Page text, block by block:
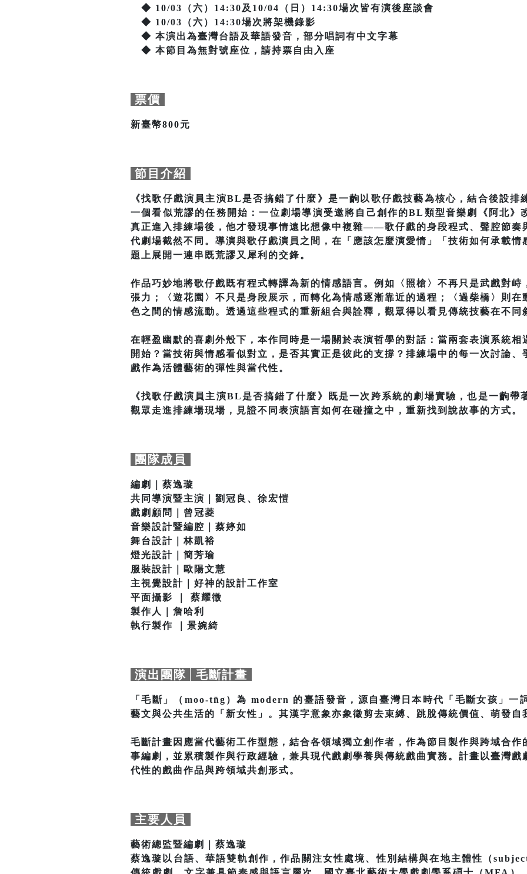
◆ 10/03（六）14:30及10/04（日）14:30場次皆有演後座談會
◆ 10/03（六）14:30場次將架機錄影
◆ 本演出為臺灣台語及華語發音，部分唱詞有中文字幕
◆ 本節目為無對號座位，請持票自由入座
票價
新臺幣800元
節目介紹
《找歌仔戲演員主演BL是否搞錯了什麼》是一齣以歌仔戲技藝為核心，結合後設排
一個看似荒謬的任務開始：一位劇場導演受邀將自己創作的BL類型音樂劇《阿北》
真正進入排練場後，他才發現事情遠比想像中複雜——歌仔戲的身段程式、聲腔節奏
代劇場截然不同。導演與歌仔戲演員之間，在「應該怎麼演愛情」「技術如何承載情
題上展開一連串既荒謬又犀利的交鋒。
作品巧妙地將歌仔戲既有程式轉譯為新的情感語言。例如〈照槍〉不再只是武戲對峙
張力；〈遊花園〉不只是身段展示，而轉化為情感逐漸靠近的過程；〈過柴橋〉則在
色之間的情感流動。透過這些程式的重新組合與詮釋，觀眾得以看見傳統技藝在不同
在輕盈幽默的喜劇外殼下，本作同時是一場關於表演哲學的對話：當兩套表演系統相
開始？當技術與情感看似對立，是否其實正是彼此的支撐？排練場中的每一次討論
戲作為活體藝術的彈性與當代性。
《找歌仔戲演員主演BL是否搞錯了什麼》既是一次跨系統的劇場實驗，也是一齣帶
觀眾走進排練場現場，見證不同表演語言如何在碰撞之中，重新找到說故事的方式。
團隊成員
編劇｜蔡逸璇
共同導演暨主演｜劉冠良、徐宏愷
戲劇顧問｜曾冠菱
音樂設計暨編腔｜蔡婷如
舞台設計｜林凱裕
燈光設計｜簡芳瑜
服裝設計｜歐陽文慧
主視覺設計｜好神的設計工作室
平面攝影 ｜ 蔡耀徵
製作人｜詹哈利
執行製作 ｜景婉綺
演出團隊│毛斷計畫
「毛斷」（moo-tn̄g）為 modern 的臺語發音，源自臺灣日本時代「毛斷女孩」一
藝文與公共生活的「新女性」。其漢字意象亦象徵剪去束縛、跳脫傳統價值、萌發自
毛斷計畫因應當代藝術工作型態，結合各領域獨立創作者，作為節目製作與跨域合作
事編劇，並累積製作與行政經驗，兼具現代戲劇學養與傳統戲曲實務。計畫以臺灣戲
代性的戲曲作品與跨領域共創形式。
主要人員
藝術總監暨編劇｜蔡逸璇
蔡逸璇以台語、華語雙軌創作，作品關注女性處境、性別結構與在地主體性（